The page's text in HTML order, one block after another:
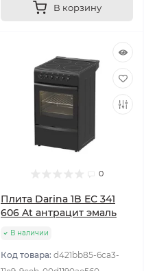
В корзину
0
Плита Darina 1B EC 341
606 At антрацит эмаль
В наличии
Код товара: d421bb85-6ca3-